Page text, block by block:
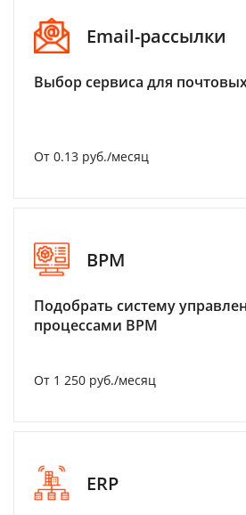
Email-рассылки
Выбор сервиса для
От 0.13 руб./месяц
BPM
Подобрать систему
процессами BPM
От 1 250 руб./месяц
ERP